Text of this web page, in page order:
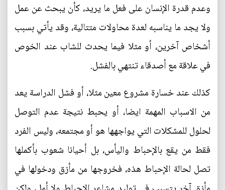
وعدم قدرة الإنسان على فعل ما يريد، كأن يبحث عن عمل
ولا يجد ما يناسبه لعدة محاولات متتالية، وقد يأتي بسبب
أشخاص آخرين، أو مثلا فيما يحدث للشاب عند الخوص
في علاقة مع أصدقاء تنتهي بالفشل.
كذلك عند خسارة مشروع معين مثلا، أو فشل الدراسة يعد
من الاسباب المهمة ايضا، أو يحبط نتيجة عدم التوصل
لحلول للمشكلات التي يواجهها هو أو مجتمعه، وليس الفرد
فقط من يقع بالإحباط واليأس، بل أحيانا شعوب بأكملها
تصل لحالة الإحباط هذه، فخروجها من مأزق ودخولها في